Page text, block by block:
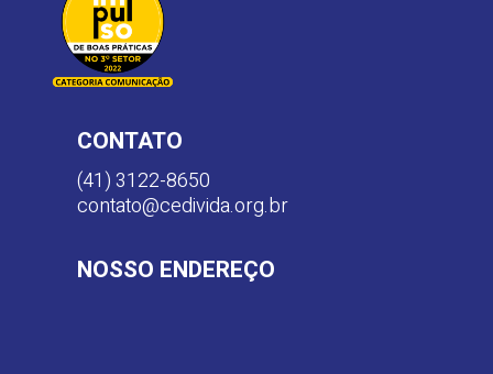
CONTATO
(41) 3122-8650
contato@cedivida.org.br
NOSSO ENDEREÇO